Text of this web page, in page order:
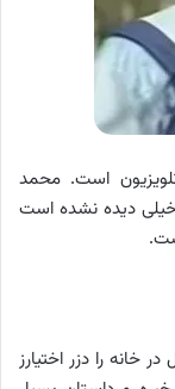
سینما و تلویزیون است. محمد
دیده نشده است
خانه را دزر اختیارز